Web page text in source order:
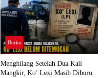
Berita
Menghilang Setelah Dua Kali
Mangkir, Ko’ Lexi Masih Diburu